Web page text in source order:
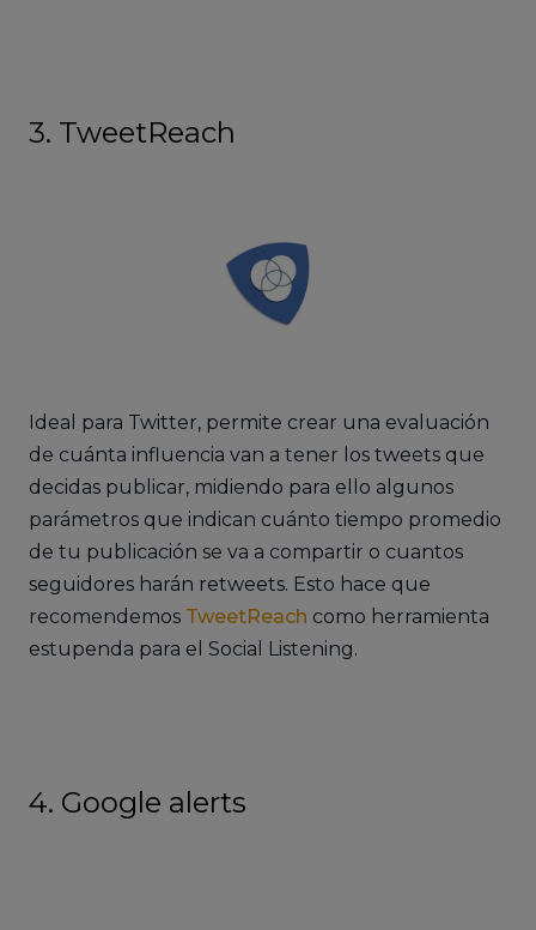
3. TweetReach
Ideal para Twitter, permite crear una evaluación
de cuánta influencia van a tener los tweets que
decidas publicar, midiendo para ello algunos
parámetros que indican cuánto tiempo promedio
de tu publicación se va a compartir o cuantos
seguidores harán retweets. Esto hace que
recomendemos TweetReach como herramienta
estupenda para el Social Listening.
4. Google alerts